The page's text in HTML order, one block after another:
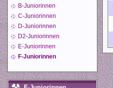
B-Juniorinnen
C-Juniorinnen
D-Juniorinnen
D2-Juniorinnen
E-Juniorinnen
F-Juniorinnen